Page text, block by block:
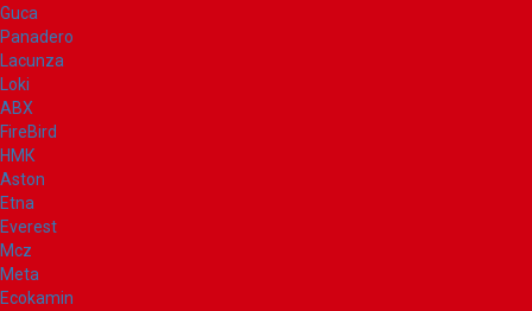
Guca
Panadero
Lacunza
Loki
ABX
FireBird
НМК
Aston
Etna
Everest
Mcz
Meta
Ecokamin